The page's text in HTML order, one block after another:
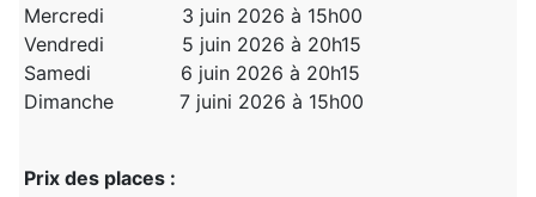
Mercredi 3 juin 2026 à 15h00
Vendredi 5 juin 2026 à 20h15
Samedi 6 juin 2026 à 20h15
Dimanche 7 juini 2026 à 15h00
Prix des places :